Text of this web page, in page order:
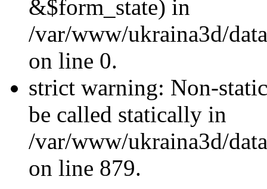
&$form_state) in
/var/www/ukraina3d/
on line 0.
strict warning: Non-
be called statically in
/var/www/ukraina3d/
on line 879.